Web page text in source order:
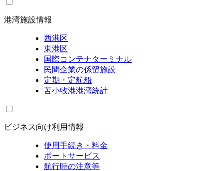
港湾施設情報
西港区
東港区
国際コンテナターミナル
民間企業の係留施設
定期・定航船
苫小牧港港湾統計
ビジネス向け利用情報
使用手続き・料金
ポートサービス
航行時の注意等